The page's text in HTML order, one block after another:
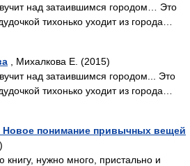
над затаившимся городом… Это
тихонько уходит из города…
, Михалкова Е. (2015)
над затаившимся городом... Это
тихонько уходит из города…
Новое понимание привычных вещей
книгу, нужно много, пристально и